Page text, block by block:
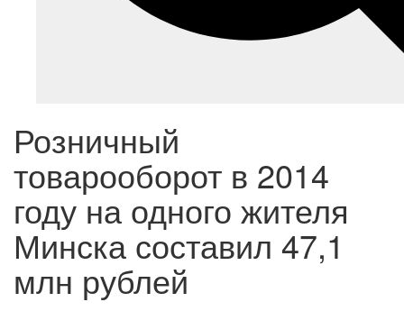
Розничный
товарооборот в 2014
году на одного жителя
Минска составил 47,1
млн рублей